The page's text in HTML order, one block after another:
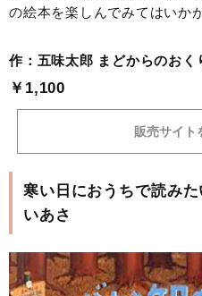
の絵本を楽しんでみてはいか
作：五味太郎 まどからのおく
￥1,100
販売サイト
寒い日におうちで読み
いあさ